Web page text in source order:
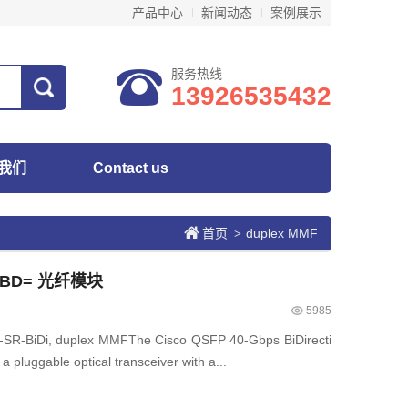
产品中心 新闻动态 案例展示
服务热线
13926535432
们 Contact us
首页 > duplex MMF
光纤模块
5985
BiDi, duplex MMFThe Cisco QSFP 40-Gbps BiDirecti
pluggable optical transceiver with a...